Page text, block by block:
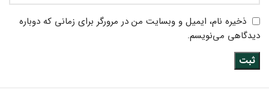
ذخیره نام، ایمیل و وبسایت من در مرورگر برای زمانی که دوباره
دیدگاهی می‌نویسم.